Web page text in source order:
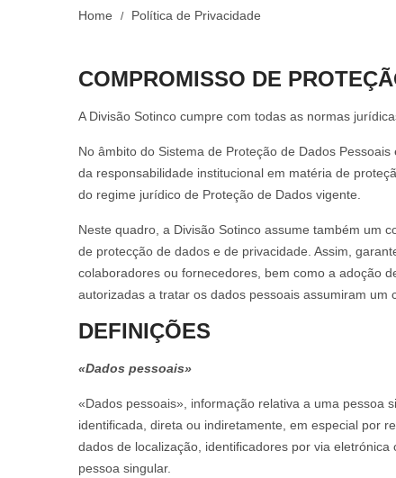
Home / Política de Privacidade
COMPROMISSO DE
A Divisão Sotinco cumpre com todas as normas
No âmbito do Sistema de Proteção de Dados
da responsabilidade institucional em matéria de
do regime jurídico de Proteção de Dados vigente.
Neste quadro, a Divisão Sotinco assume também um
de protecção de dados e de privacidade. Assim,
colaboradores ou fornecedores, bem como a adoção
autorizadas a tratar os dados pessoais assumiram um
DEFINIÇÕES
«Dados pessoais»
«Dados pessoais», informação relativa a uma pessoa
identificada, direta ou indiretamente, em especial por
dados de localização, identificadores por via
pessoa singular.